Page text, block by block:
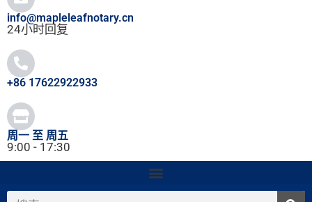
info@mapleleafnotary.cn
24小时回复
+86 17622922933
周一 至 周五
9:00 - 17:30
搜